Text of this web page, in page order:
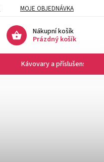
MOJE OBJEDNÁVKA
Nákupní košík
Prázdný košík
Kávovary a příslušenství